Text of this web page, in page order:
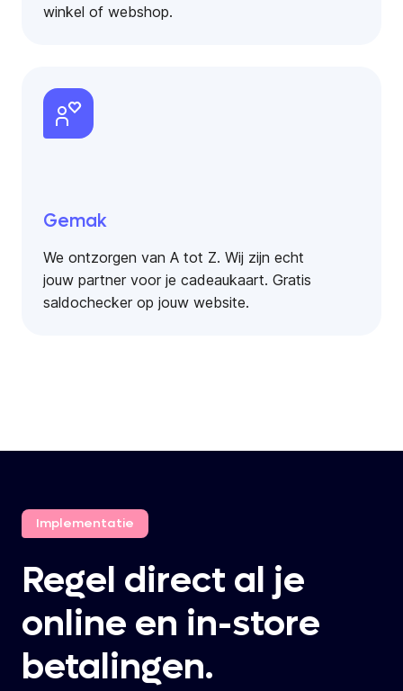
winkel of webshop.
Gemak
We ontzorgen van A tot Z. Wij zijn echt
jouw partner voor je cadeaukaart. Gratis
saldochecker op jouw website.
Implementatie
Regel direct al je
online en in-store
betalingen.